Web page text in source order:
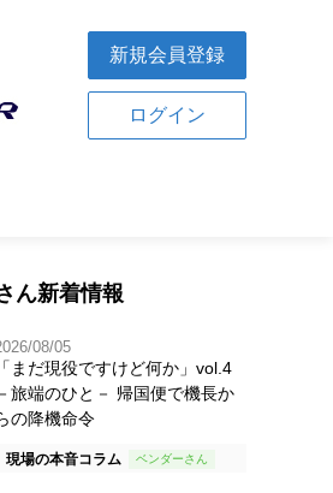
新規会員登録
ログイン
ん新着情報
08/05
「まだ現役ですけど何か」vol.4
－旅端のひと－ 帰国便で機長か
の降機命令
現場の本音コラム